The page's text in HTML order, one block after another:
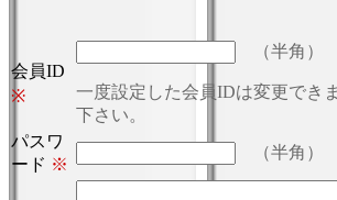
会員ID
※
（半角
一度設定した会員IDは変更でき
下さい。
パスワ
ード ※
（半角